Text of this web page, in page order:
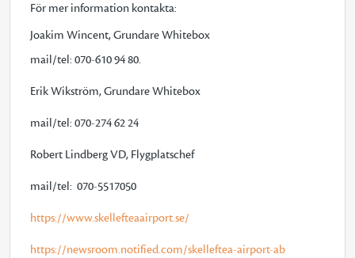
För mer information kontakta:
Joakim Wincent, Grundare Whitebox
mail/tel: 070-610 94 80.
Erik Wikström, Grundare Whitebox
mail/tel: 070-274 62 24
Robert Lindberg VD, Flygplatschef
mail/tel: 070-5517050
https://www.skellefteaairport.se/
https://newsroom.notified.com/skelleftea-airport-ab